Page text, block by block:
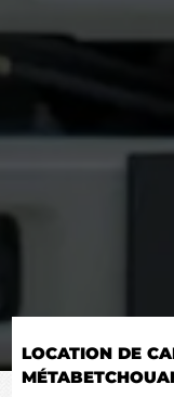
LOCATION DE